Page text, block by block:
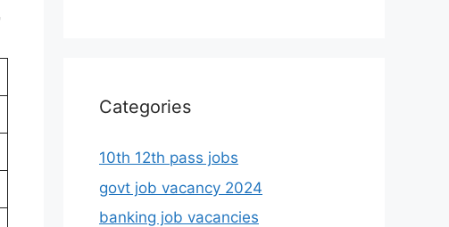
Categories
10th 12th pass jobs
govt job vacancy 2024
banking job vacancies